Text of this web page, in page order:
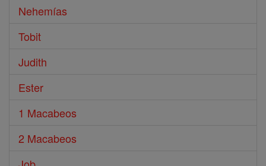
Nehemías
Tobit
Judith
Ester
1 Macabeos
2 Macabeos